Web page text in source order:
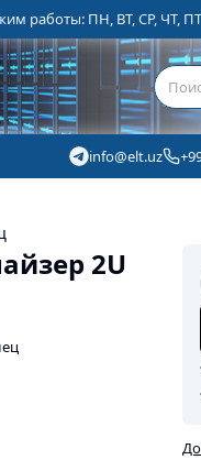
работы: ПН, ВТ, СР, ЧТ,
info@elt.uz
2U